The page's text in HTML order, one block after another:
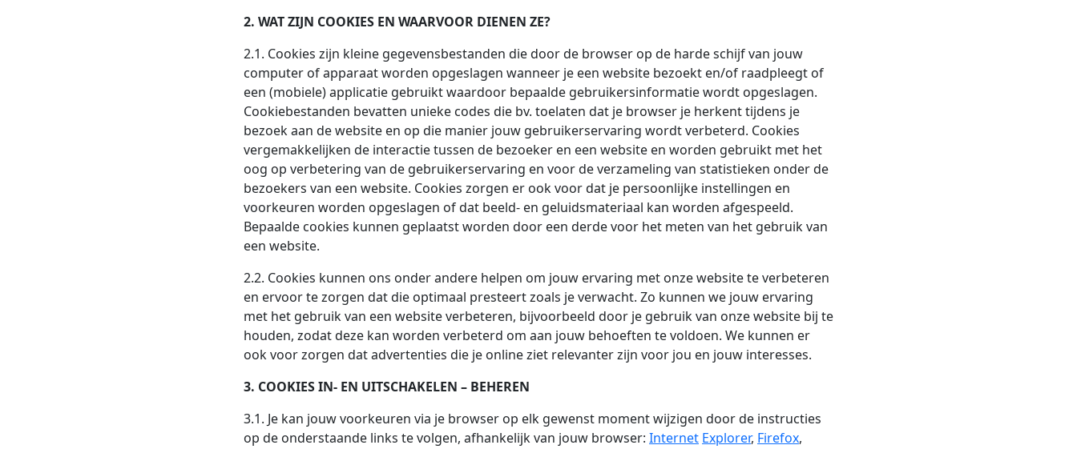
2. WAT ZIJN COOKIES EN WAARVOOR DIENEN ZE?
2.1. Cookies zijn kleine gegevensbestanden die door de browser op de harde schijf van jouw
computer of apparaat worden opgeslagen wanneer je een website bezoekt en/of raadpleegt of
een (mobiele) applicatie gebruikt waardoor bepaalde gebruikersinformatie wordt opgeslagen.
Cookiebestanden bevatten unieke codes die bv. toelaten dat je browser je herkent tijdens je
bezoek aan de website en op die manier jouw gebruikerservaring wordt verbeterd. Cookies
vergemakkelijken de interactie tussen de bezoeker en een website en worden gebruikt met het
oog op verbetering van de gebruikerservaring en voor de verzameling van statistieken onder de
bezoekers van een website. Cookies zorgen er ook voor dat je persoonlijke instellingen en
voorkeuren worden opgeslagen of dat beeld- en geluidsmateriaal kan worden afgespeeld.
Bepaalde cookies kunnen geplaatst worden door een derde voor het meten van het gebruik van
een website.
2.2. Cookies kunnen ons onder andere helpen om jouw ervaring met onze website te verbeteren
en ervoor te zorgen dat die optimaal presteert zoals je verwacht. Zo kunnen we jouw ervaring
met het gebruik van een website verbeteren, bijvoorbeeld door je gebruik van onze website bij te
houden, zodat deze kan worden verbeterd om aan jouw behoeften te voldoen. We kunnen er
ook voor zorgen dat advertenties die je online ziet relevanter zijn voor jou en jouw interesses.
3. COOKIES IN- EN UITSCHAKELEN – BEHEREN
3.1. Je kan jouw voorkeuren via je browser op elk gewenst moment wijzigen door de instructies
op de onderstaande links te volgen, afhankelijk van jouw browser: Internet Explorer, Firefox,